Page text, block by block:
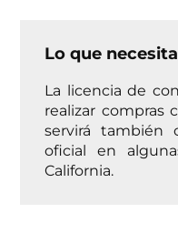
Lo que
La licencia de
realizar compras
servirá también
oficial en
California.